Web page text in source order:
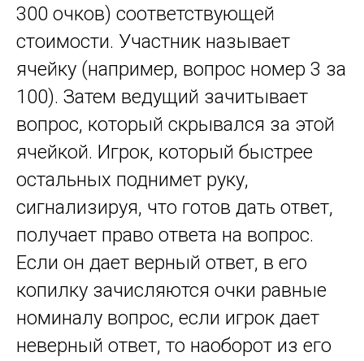
300 очков) соответствующей
стоимости. Участник называет
ячейку (например, вопрос номер 3 за
100). Затем ведущий зачитывает
вопрос, который скрывался за этой
ячейкой. Игрок, который быстрее
остальных поднимет руку,
сигнализируя, что готов дать ответ,
получает право ответа на вопрос.
Если он дает верный ответ, в его
копилку зачисляются очки равные
номиналу вопрос, если игрок дает
неверный ответ, то наоборот из его